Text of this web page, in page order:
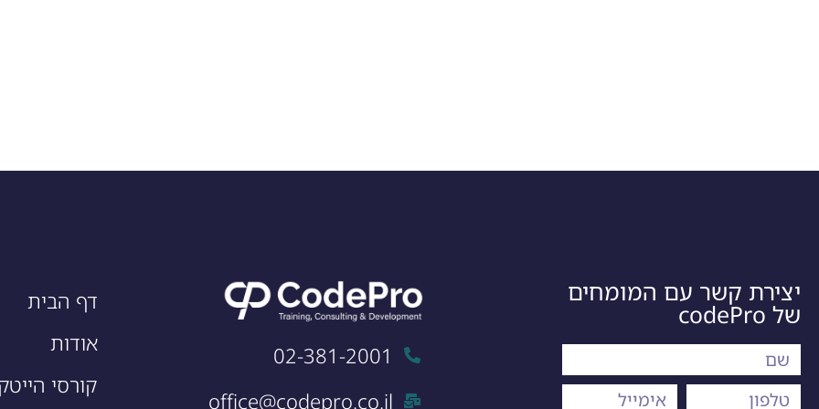
יצירת קשר עם המומחים
של codePro
02-381-2001
office@codepro.co.il
דף הבית
אודות
קורסי